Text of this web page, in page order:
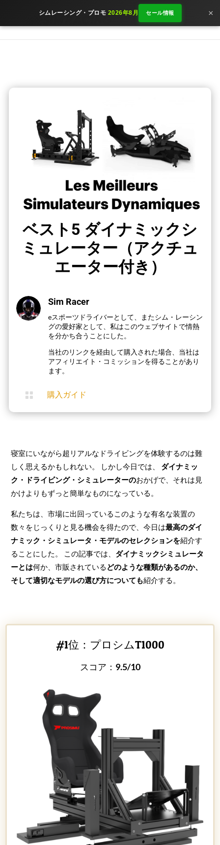
シムレーシング・プロモ 2026年8月 セール情報 ×
ベスト5 ダイナミックシ
ミュレーター（アクチュ
エーター付き）
Sim Racer
eスポーツドライバーとして、またシム・レーシン
グの愛好家として、私はこのウェブサイトで情熱
を分かち合うことにした。
当社のリンクを経由して購入された場合、当社は
アフィリエイト・コミッションを得ることがあり
ます。
 購入ガイド
寝室にいながら超リアルなドライビングを体験するのは難
しく思えるかもしれない。 しかし今日では、
ダイナミッ
ク・ドライビング・シミュレーターのおかげで、それは見
かけよりもずっと簡単なものになっている。
私たちは、市場に出回っているこのような有名な装置の
数々をじっくりと見る機会を得たので、今日は最高のダイ
ナミック・シミュレータ・モデルのセレクションを紹介す
ることにした。 この記事では、 ダイナミックシミュレータ
ーとは何か、市販されている どのような種類があるのか、
そして適切なモデルの選び方についても紹介する。
#1位：プロシムT1000
スコア： 9.5/10